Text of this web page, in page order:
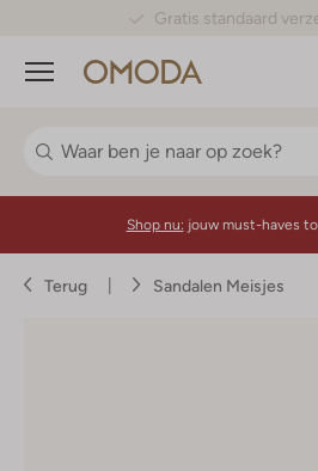
Gratis standaard
Menu
Shop nu: jouw must-haves
Terug Sandalen Meisjes